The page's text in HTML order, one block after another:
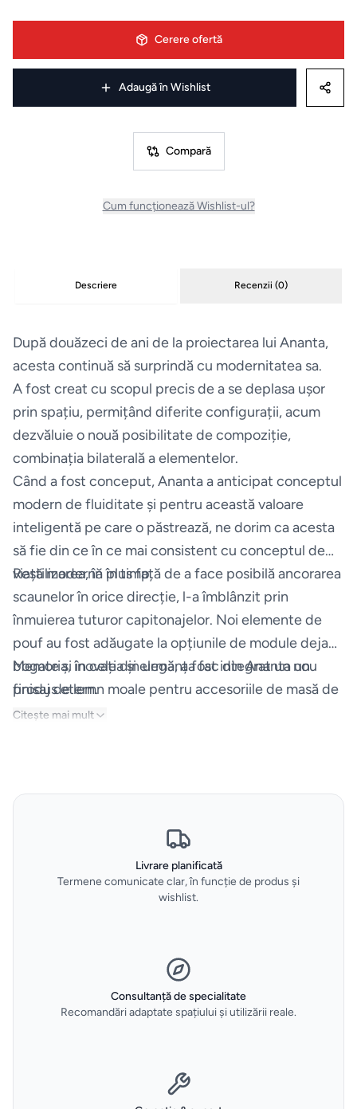
rufe
Uscatoare
de rufe
Aspiratoare
Plite
Hote
Espressoare
Aparate
frigorifice
Consumabile
si accesorii
Aparate
de
calcat
Sertare
Oale
și
Depozitare
organizare
dulapuri
Adaugă în Wishlist
Cerere ofertă
Compară
Cum funcționează Wishlist-ul?
Descriere Recenzii (0)
După douăzeci de ani de la proiectarea lui Ananta,
acesta continuă să surprindă cu modernitatea sa.
A fost creat cu scopul precis de a se deplasa ușor
prin spațiu, permițând diferite configurații, acum
dezvăluie o nouă posibilitate de compoziție,
combinația bilaterală a elementelor.
Când a fost conceput, Ananta a anticipat conceptul
modern de fluiditate și pentru această valoare
inteligentă pe care o păstrează, ne dorim ca acesta
să fie din ce în ce mai consistent cu conceptul de
viață modernă în timp.
Restilizarea, în plus față de a face posibilă ancorarea
scaunelor în orice direcție, l-a îmblânzit prin
înmuierea tuturor capitonajelor. Noi elemente de
pouf au fost adăugate la opțiunile de module deja
bogate și în cele din urmă, a fost integrat un nou
finisaj de lemn moale pentru accesoriile de masă de
cafea.
Memoria, inovația și eleganța fac din Ananta un
produs etern.
Citește mai mult
Livrare planificată
Termene comunicate clar, în funcție de produs și
wishlist.
Consultanță de specialitate
Recomandări adaptate spațiului și utilizării reale.